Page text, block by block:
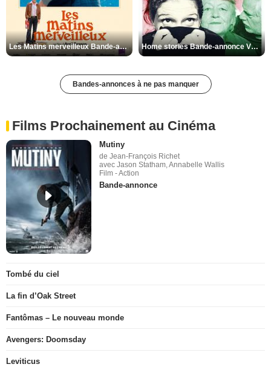
Les Matins merveilleux Bande-annonce VF Home stories Bande-annonce VO STFR
Bandes-annonces à ne pas manquer
Films Prochainement au Cinéma
Mutiny
de Jean-François Richet
avec Jason Statham, Annabelle Wallis
Film - Action
Bande-annonce
Tombé du ciel
La fin d’Oak Street
Fantômas – Le nouveau monde
Avengers: Doomsday
Leviticus